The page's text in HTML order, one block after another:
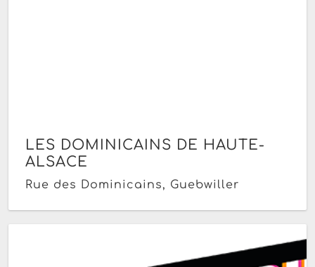
LES DOMINICAINS DE HAUTE-
ALSACE
Rue des Dominicains, Guebwiller